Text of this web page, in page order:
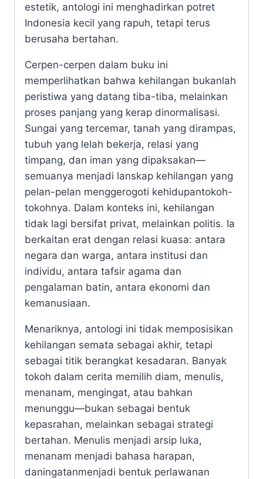
estetik, antologi ini menghadirkan potret
Indonesia kecil yang rapuh, tetapi terus
berusaha bertahan.
Cerpen-cerpen dalam buku ini
memperlihatkan bahwa kehilangan bukanlah
peristiwa yang datang tiba-tiba, melainkan
proses panjang yang kerap dinormalisasi.
Sungai yang tercemar, tanah yang dirampas,
tubuh yang lelah bekerja, relasi yang
timpang, dan iman yang dipaksakan—
semuanya menjadi lanskap kehilangan yang
pelan-pelan menggerogoti kehidupantokoh-
tokohnya. Dalam konteks ini, kehilangan
tidak lagi bersifat privat, melainkan politis. Ia
berkaitan erat dengan relasi kuasa: antara
negara dan warga, antara institusi dan
individu, antara tafsir agama dan
pengalaman batin, antara ekonomi dan
kemanusiaan.
Menariknya, antologi ini tidak memposisikan
kehilangan semata sebagai akhir, tetapi
sebagai titik berangkat kesadaran. Banyak
tokoh dalam cerita memilih diam, menulis,
menanam, mengingat, atau bahkan
menunggu—bukan sebagai bentuk
kepasrahan, melainkan sebagai strategi
bertahan. Menulis menjadi arsip luka,
menanam menjadi bahasa harapan,
daningatanmenjadi bentuk perlawanan